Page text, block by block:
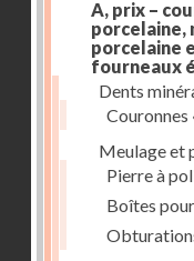
A, prix –
porcelaine,
porcelaine
fourneaux
Dents
Couronnes
Meulage et
Pierre à
Boîtes